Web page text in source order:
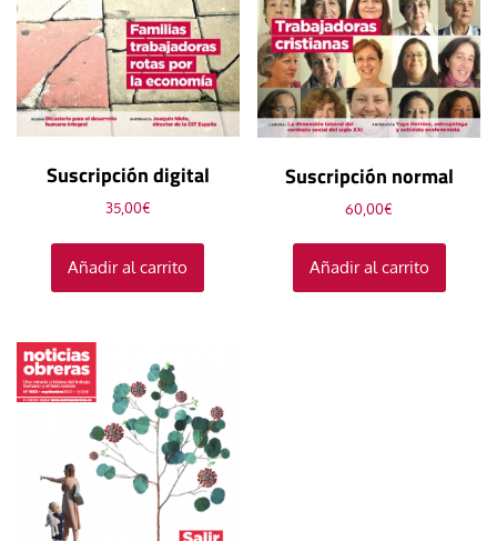
Suscripción digital
35,00€
Añadir al carrito
Suscripción normal
60,00€
Añadir al carrito